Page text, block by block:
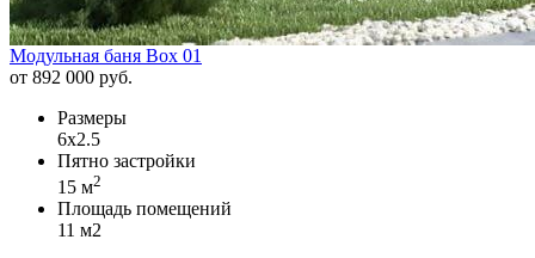
Модульная баня Box 01
от 892 000 руб.
Размеры
6х2.5
Пятно застройки
15 м2
Площадь помещений
11 м2